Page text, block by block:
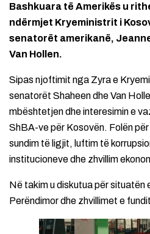
Bashkuara të Amerikës u
ndërmjet Kryeministrit i
senatorët amerikanë,
Van Hollen.
Sipas njoftimit nga Zyra e
senatorët Shaheen dhe Van
mbështetjen dhe interesimin e
ShBA-ve për Kosovën. Folën
sundim të ligjit, luftim të
institucioneve dhe zhvillim
Në takim u diskutua për situatën
Perëndimor dhe zhvillimet e